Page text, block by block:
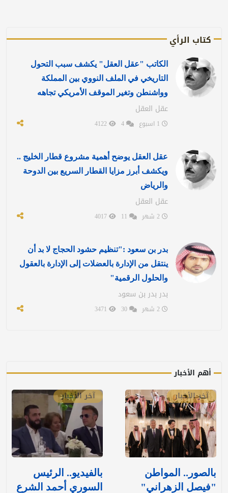
كتاب الرأي
الكاتب "عقل العقل" يكشف سبب التحول
التاريخي في الملف النووي بين المملكة
وواشنطن وتغير الموقف الأمريكي تجاهه
عقل العقل
عقل العقل يوضح أهمية مشروع قطار الخليج ..
ويكشف أبرز مزايا القطار السريع بين الدوحة
والرياض
عقل العقل
بدر بن سعود :"تنظيم حشود الحجاج لا بد أن
ينتقل من الإدارة بالعضلات إلى الإدارة بالعقول
والحلول الرقمية"
بدر بدر بن سعود
أهم الأخبار
آخر الأخبار
بالصور.. المواطن
"فيصل الزهراني"
آخر الأخبار
بالفيديو.. الرئيس
السوري أحمد الشرع